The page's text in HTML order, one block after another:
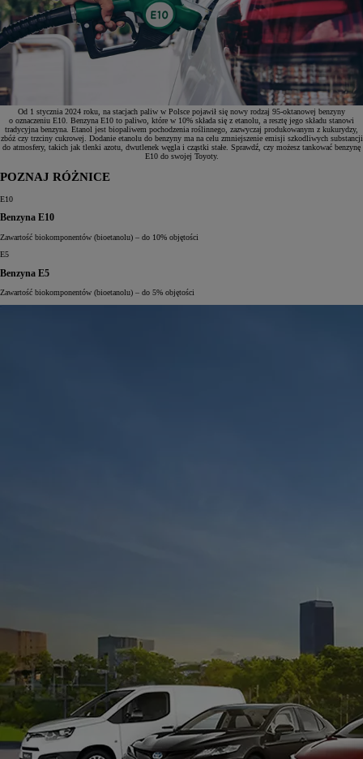
Od 1 stycznia 2024 roku, na stacjach paliw w Polsce pojawił się nowy rodzaj 95-oktanowej benzyny
o oznaczeniu E10. Benzyna E10 to paliwo, które w 10% składa się z etanolu, a resztę jego składu stanowi
tradycyjna benzyna. Etanol jest biopaliwem pochodzenia roślinnego, zazwyczaj produkowanym z kukurydzy,
zbóż czy trzciny cukrowej. Dodanie etanolu do benzyny ma na celu zmniejszenie emisji szkodliwych substancji
do atmosfery, takich jak tlenki azotu, dwutlenek węgla i cząstki stałe. Sprawdź, czy możesz tankować benzynę
E10 do swojej Toyoty.
POZNAJ RÓŻNICE
E10
Benzyna E10
Zawartość biokomponentów (bioetanolu) – do 10% objętości
E5
Benzyna E5
Zawartość biokomponentów (bioetanolu) – do 5% objętości